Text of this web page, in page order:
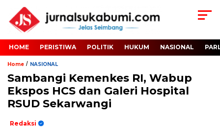
HOME PERISTIWA POLITIK HUKUM NASIONAL
Home / NASIONAL
Sambangi Kemenkes RI, Wabup
Ekspos HCS dan Galeri Hospital
RSUD Sekarwangi
Redaksi